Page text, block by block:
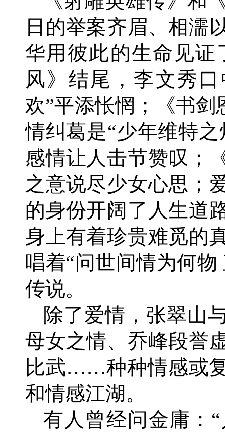
日的举案齐眉、相濡
华用彼此的生命见
风》结尾，李文秀
欢”平添怅惘；《书
情纠葛是“少年维特
感情让人击节赞叹；
之意说尽少女心思；
的身份开阔了人生道
身上有着珍贵难觅的
唱着“问世间情为何
传说。
除了爱情，张翠山
母女之情、乔峰段誉
比武……种种情感或
和情感江湖。
有人曾经问金庸：